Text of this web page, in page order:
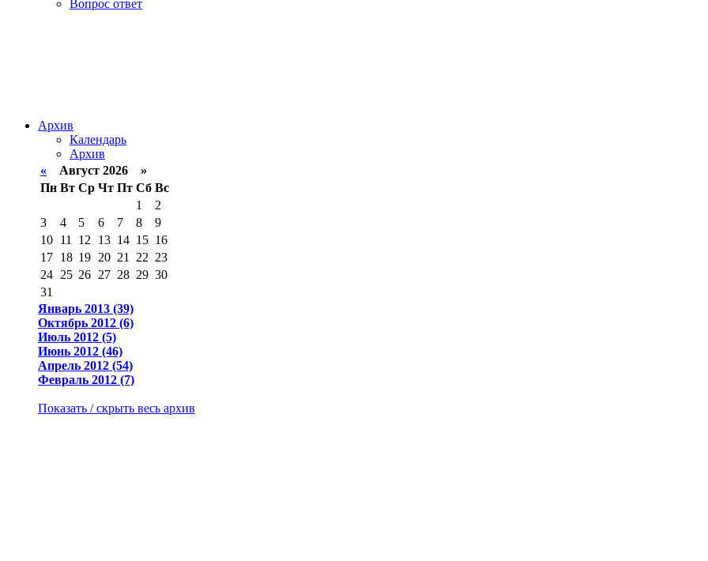
Вопрос ответ
Архив
Календарь
Архив
« Август 2026 »
Пн Вт Ср Чт Пт Сб Вс
1
2
3
4 5 6 7 8
9
10 11 12 13 14 15 16
17 18 19 20 21 22 23
24 25 26 27 28 29 30
31
Январь 2013 (39)
Октябрь 2012 (6)
Июль 2012 (5)
Июнь 2012 (46)
Апрель 2012 (54)
Февраль 2012 (7)
Показать / скрыть весь архив